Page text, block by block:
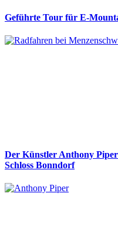
Geführte Tour für E-
Der Künstler Anthony
Schloss Bonndorf